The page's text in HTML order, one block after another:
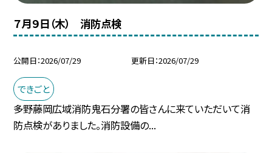
７月９日（木） 消防点検
公開日 2026/07/29 更新日 2026/07/29
できごと
多野藤岡広域消防鬼石分署の皆さんに来ていただいて消
防点検がありました。消防設備の...